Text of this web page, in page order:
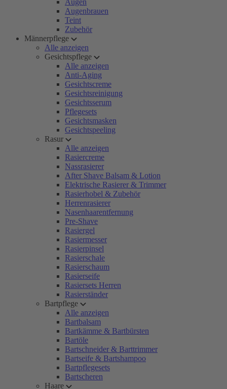
Augen
Augenbrauen
Teint
Zubehör
Männerpflege
Alle anzeigen
Gesichtspflege
Alle anzeigen
Anti-Aging
Gesichtscreme
Gesichtsreinigung
Gesichtsserum
Pflegesets
Gesichtsmasken
Gesichtspeeling
Rasur
Alle anzeigen
Rasiercreme
Nassrasierer
After Shave Balsam & Lotion
Elektrische Rasierer & Trimmer
Rasierhobel & Zubehör
Herrenrasierer
Nasenhaarentfernung
Pre-Shave
Rasiergel
Rasiermesser
Rasierpinsel
Rasierschale
Rasierschaum
Rasierseife
Rasiersets Herren
Rasierständer
Bartpflege
Alle anzeigen
Bartbalsam
Bartkämme & Bartbürsten
Bartöle
Bartschneider & Barttrimmer
Bartseife & Bartshampoo
Bartpflegesets
Bartscheren
Haare